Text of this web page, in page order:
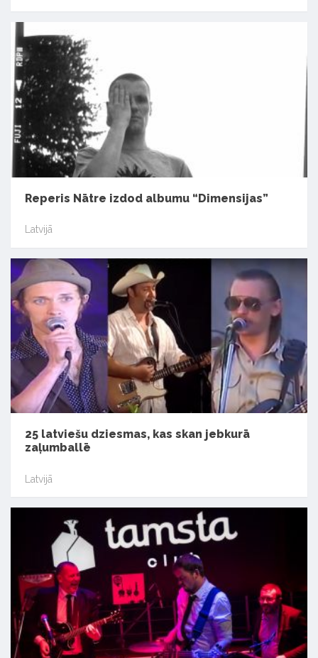
Reperis Nātre izdod albumu “Dimensijas”
Latvijā
25 latviešu dziesmas, kas skan jebkurā
zaļumballē
Latvijā